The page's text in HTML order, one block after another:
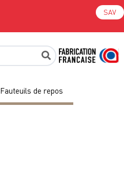
SAV
Fauteuils de repos